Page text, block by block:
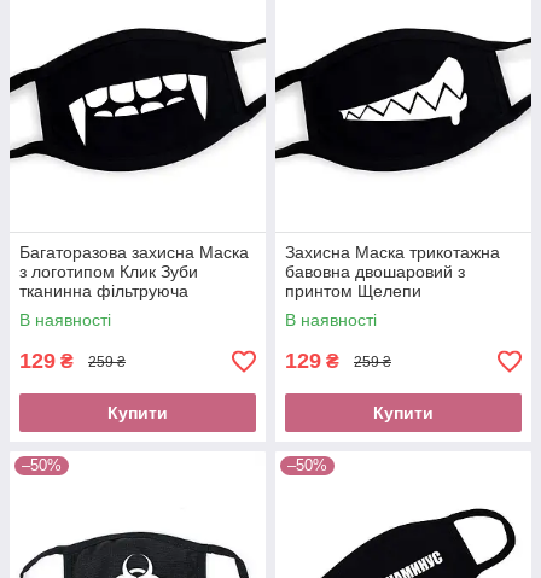
Багаторазова захисна Маска
з логотипом Клик Зуби
тканинна фільтруюча
бавовна двошарова
В наявності
129 ₴ 259 ₴
Купити
Захисна Маска трикотажна
бавовна двошаровий з
принтом Щелепи
В наявності
129 ₴ 259 ₴
Купити
–50% –50%